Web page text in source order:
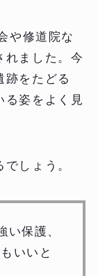
や修道院な
れました。今
跡をたどる
る姿をよく見
しょう。
い保護、
いいと